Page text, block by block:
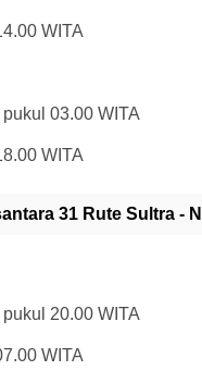
WITA
03.00 WITA
WITA
31 Rute Sultra -
20.00 WITA
WITA